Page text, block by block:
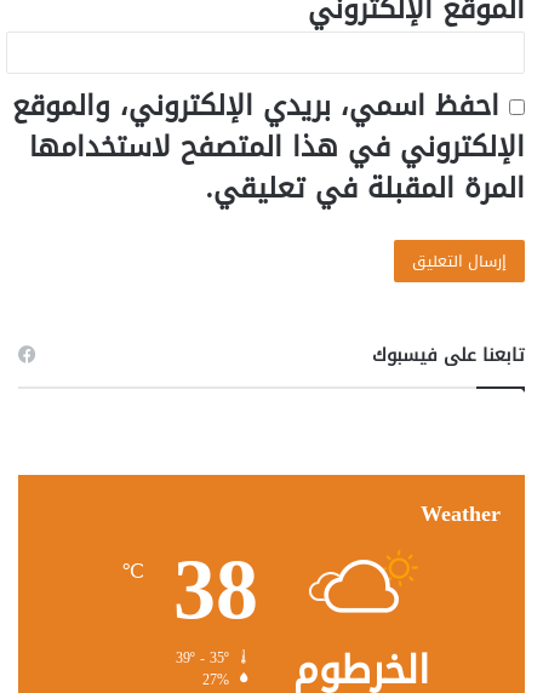
احفظ اسمي، بريدي الإلكتروني، والموقع
الإلكتروني في هذا المتصفح لاستخدامها
المرة المقبلة في تعليقي.
تابعنا على فيسبوك
Weather
الخرطوم
38
℃
27%